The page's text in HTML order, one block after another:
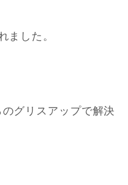
ました。
グリスアップで解決